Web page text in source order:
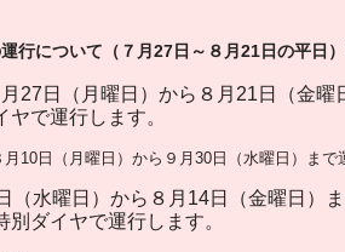
行について（７月27日～８月21日の平日
27日（月曜日）から８月21日（金曜
で運行します。
10日（月曜日）から９月30日（水曜日）まで
水曜日）から８月14日（金曜日）
ダイヤで運行します。